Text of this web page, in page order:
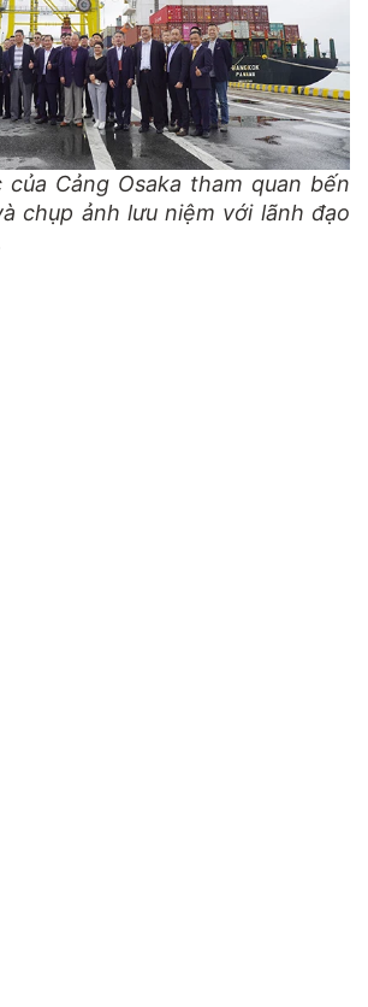
Cảng Osaka tham quan bến
chụp ảnh lưu niệm với lãnh đạo